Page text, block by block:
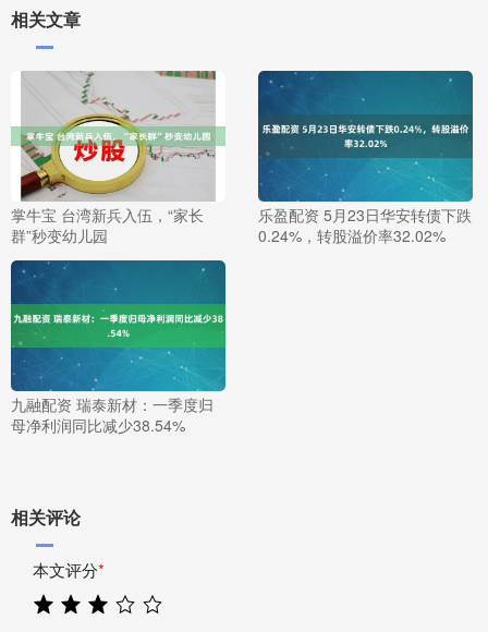
相关文章
掌牛宝 台湾新兵入伍，“家长
群”秒变幼儿园
乐盈配资 5月23日华安转债下跌
0.24%，转股溢价率32.02%
九融配资 瑞泰新材：一季度归
母净利润同比减少38.54%
相关评论
本文评分*